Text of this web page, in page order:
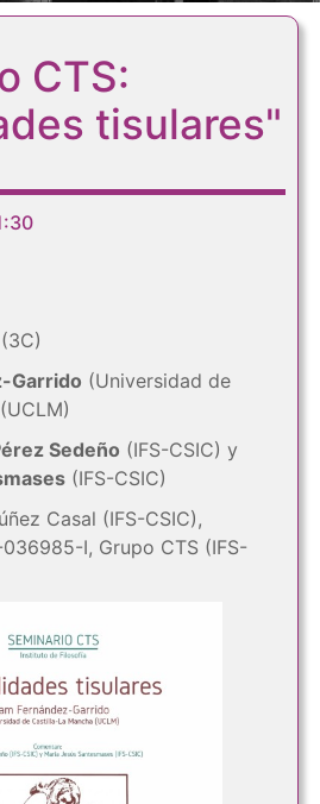
CTS:
tisulares"
Garrido (Universidad de
Sedeño (IFS-CSIC) y
(IFS-CSIC)
Casal (IFS-CSIC),
I, Grupo CTS (IFS-